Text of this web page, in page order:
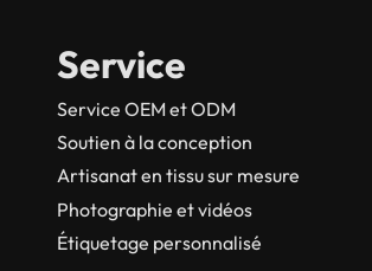
Service
Service OEM et ODM
Soutien à la conception
Artisanat en tissu sur mesure
Photographie et vidéos
Étiquetage personnalisé